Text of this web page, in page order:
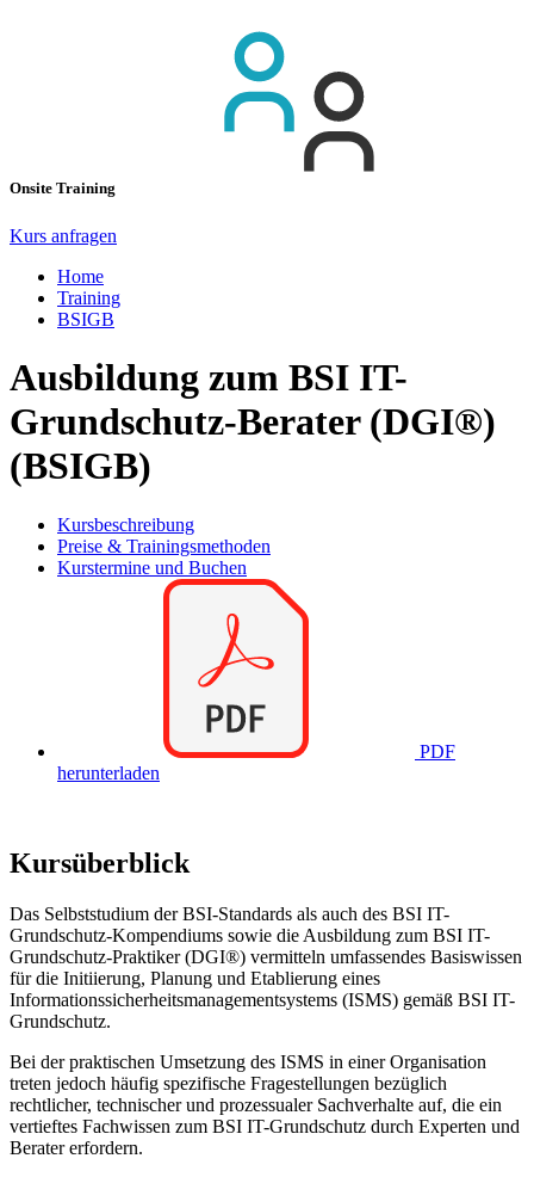
Onsite Training
Kurs anfragen
Home
Training
BSIGB
Ausbildung zum BSI IT-
Grundschutz-Berater (DGI®)
(BSIGB)
Kursbeschreibung
Preise & Trainingsmethoden
Kurstermine und Buchen
PDF
herunterladen
Kursüberblick
Das Selbststudium der BSI-Standards als auch des BSI IT-
Grundschutz-Kompendiums sowie die Ausbildung zum BSI IT-
Grundschutz-Praktiker (DGI®) vermitteln umfassendes Basiswissen
für die Initiierung, Planung und Etablierung eines
Informationssicherheitsmanagementsystems (ISMS) gemäß BSI IT-
Grundschutz.
Bei der praktischen Umsetzung des ISMS in einer Organisation
treten jedoch häufig spezifische Fragestellungen bezüglich
rechtlicher, technischer und prozessualer Sachverhalte auf, die ein
vertieftes Fachwissen zum BSI IT-Grundschutz durch Experten und
Berater erfordern.